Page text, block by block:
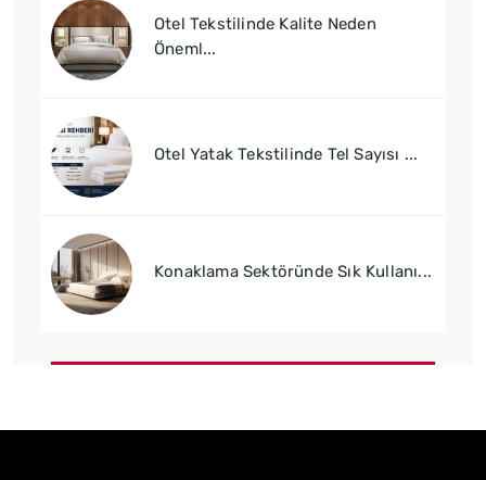
Otel Tekstilinde Kalite Neden
Öneml...
Otel Yatak Tekstilinde Tel Sayısı ...
Konaklama Sektöründe Sık Kullanı...